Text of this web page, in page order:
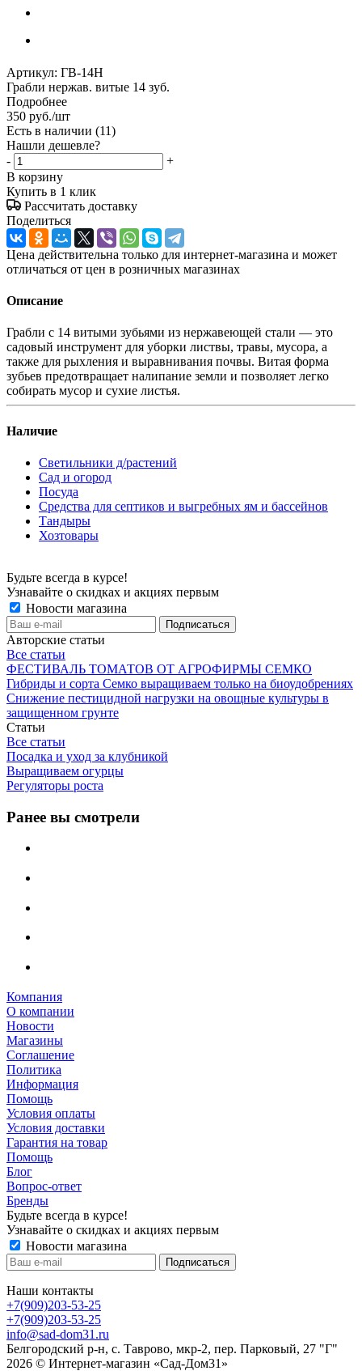
Артикул: ГВ-14Н
Грабли нержав. витые 14 зуб.
Подробнее
350 руб./шт
Есть в наличии (11)
Нашли дешевле?
-
+
В корзину
Купить в 1 клик
Рассчитать доставку
Поделиться
Цена действительна только для интернет-магазина и может
отличаться от цен в розничных магазинах
Описание
Грабли с 14 витыми зубьями из нержавеющей стали — это
садовый инструмент для уборки листвы, травы, мусора, а
также для рыхления и выравнивания почвы. Витая форма
зубьев предотвращает налипание земли и позволяет легко
собирать мусор и сухие листья.
Наличие
Светильники д/растений
Сад и огород
Посуда
Средства для септиков и выгребных ям и бассейнов
Тандыры
Хозтовары
Будьте всегда в курсе!
Узнавайте о скидках и акциях первым
Новости магазина
Авторские статьи
Все статьи
ФЕСТИВАЛЬ ТОМАТОВ ОТ АГРОФИРМЫ СЕМКО
Гибриды и сорта Семко выращиваем только на биоудобрениях
Снижение пестицидной нагрузки на овощные культуры в
защищенном грунте
Статьи
Все статьи
Посадка и уход за клубникой
Выращиваем огурцы
Регуляторы роста
Ранее вы смотрели
Компания
О компании
Новости
Магазины
Соглашение
Политика
Информация
Помощь
Условия оплаты
Условия доставки
Гарантия на товар
Помощь
Блог
Вопрос-ответ
Бренды
Будьте всегда в курсе!
Узнавайте о скидках и акциях первым
Новости магазина
Наши контакты
+7(909)203-53-25
+7(909)203-53-25
info@sad-dom31.ru
Белгородский р-н, с. Таврово, мкр-2, пер. Парковый, 27 "Г"
2026 © Интернет-магазин «Сад-Дом31»